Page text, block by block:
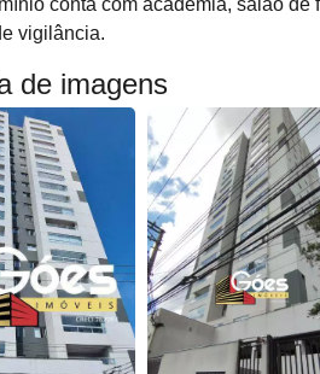
conta com academia, salão
vigilância.
de imagens